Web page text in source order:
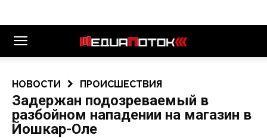
НОВОСТИ ПРОИСШЕСТВИЯ
Задержан подозреваемый в
разбойном нападении на магазин в
Йошкар-Оле